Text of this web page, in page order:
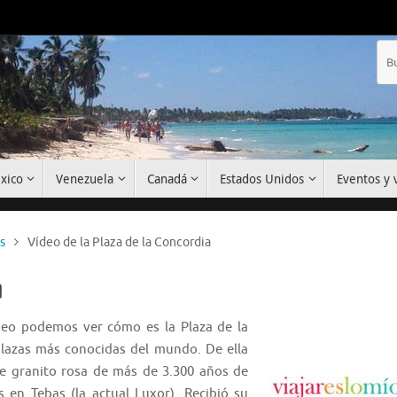
Venezuela Canadá Estados Unidos Eventos y
Vídeo de la Plaza de la Concordia
podemos ver cómo es la Plaza de la
más conocidas del mundo. De ella
granito rosa de más de 3.300 años de